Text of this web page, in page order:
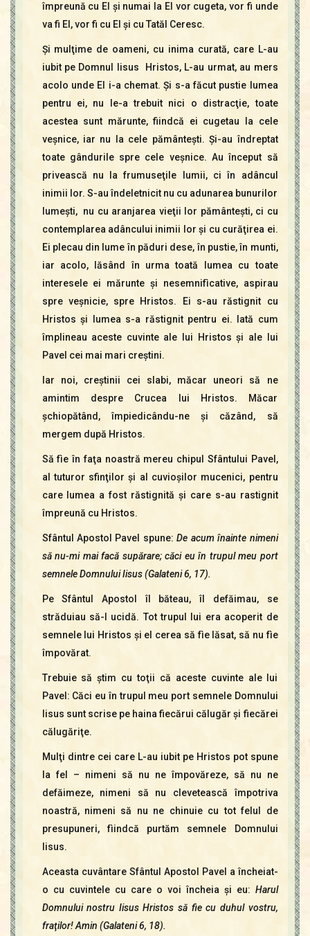
împreună cu El şi numai la El vor cugeta, vor fi unde
va fi El, vor fi cu El şi cu Tatăl Ceresc.
Şi mulţime de oameni, cu inima curată, care L-au
iubit pe Domnul Iisus Hristos, L-au urmat, au mers
acolo unde El i-a chemat. Şi s-a făcut pustie lumea
pentru ei, nu le-a trebuit nici o distracţie, toate
acestea sunt mărunte, fiindcă ei cugetau la cele
veşnice, iar nu la cele pământeşti. Şi-au îndreptat
toate gândurile spre cele veşnice. Au început să
privească nu la frumuseţile lumii, ci în adâncul
inimii lor. S-au îndeletnicit nu cu adunarea bunurilor
lumeşti, nu cu aranjarea vieţii lor pământeşti, ci cu
contemplarea adâncului inimii lor şi cu curăţirea ei.
Ei plecau din lume în păduri dese, în pustie, în munti,
iar acolo, lăsând în urma toată lumea cu toate
interesele ei mărunte şi nesemnifìcative, aspirau
spre veşnicie, spre Hristos. Ei s-au răstignit cu
Hristos şi lumea s-a răstignit pentru ei. Iată cum
împlineau aceste cuvinte ale lui Hristos şi ale lui
Pavel cei mai mari creştini.
Iar noi, creştinii cei slabi, măcar uneori să ne
amintim despre Crucea lui Hristos. Măcar
şchiopătând, împiedicându-ne şi căzând, să
mergem după Hristos.
Să fìe în faţa noastră mereu chipul Sfântului Pavel,
al tuturor sfinţilor şi al cuvioşilor mucenici, pentru
care lumea a fost răstignită şi care s-au rastignit
împreună cu Hristos.
Sfântul Apostol Pavel spune:De acum înainte nimeni
să nu-mi mai facă supărare; căci eu în trupul meu port
semnele Domnului Iisus (Galateni 6, 17).
Pe Sfântul Apostol îl băteau, îl defăimau, se
străduiau să-l ucidă. Tot trupul lui era acoperit de
semnele lui Hristos şi el cerea să fìe lăsat, să nu fìe
împovărat.
Trebuie să ştim cu toţii că aceste cuvinte ale lui
Pavel: Căci eu în trupul meu port semnele Domnului
Iisus sunt scrise pe haina fiecărui călugăr şi fiecărei
călugăriţe.
Mulţi dintre cei care L-au iubit pe Hristos pot spune
la fel – nimeni să nu ne împovăreze, să nu ne
defăimeze, nimeni să nu clevetească împotriva
noas­tră, nimeni să nu ne chinuie cu tot felul de
presupuneri, fìindcă purtăm semnele Domnului
Iisus.
Aceasta cuvântare Sfântul Apostol Pavel a încheiat-
o cu cuvintele cu care o voi încheia şi eu: Harul
Domnului nostru Iisus Hristos să fie cu duhul vostru,
fraţilor! Amin (Galateni 6, 18).